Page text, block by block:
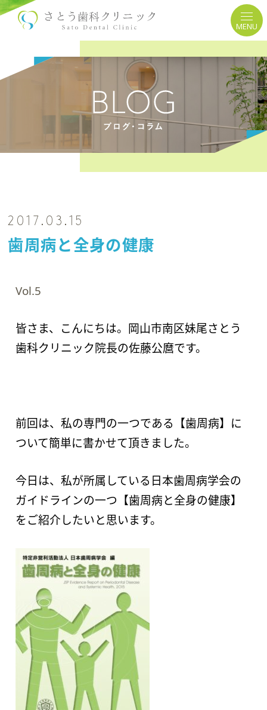
MENU
2017.03.15
歯周病と全身の健康
Vol.5
皆さま、こんにちは。岡山市南区妹尾さとう
歯科クリニック院長の佐藤公麿です。
前回は、私の専門の一つである【歯周病】に
ついて簡単に書かせて頂きました。
今日は、私が所属している日本歯周病学会の
ガイドラインの一つ【歯周病と全身の健康】
をご紹介したいと思います。